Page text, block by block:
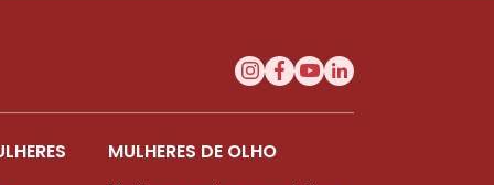
MULHERES DE OLHO